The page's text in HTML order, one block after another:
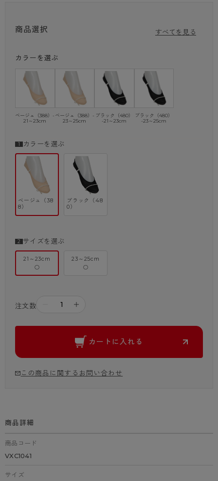
く、快適なはき心地をキープします。
サイズは21～23cmと23～25cmの2種類、カラーはベージュとブラック
・はきぐち浅めモビロン縫製
・消臭加工
・かかと内側すべり止め付
※商品画像はできる限り実物の色に近づけるよう調整しておりますが、
商品選択 すべてを見る
カラーを選ぶ
ベージュ（388）-
21～23cm
ベージュ（388）-
23～25cm
ブラック（480）
-21～23cm
ブラック（480）
-23～25cm
カラーを選ぶ
ベージュ（38
8）
ブラック（48
0）
サイズを選ぶ
21～23cm
○
23～25cm
○
注文数 ＋
カートに入れる
この商品に関するお問い合わせ
商品詳細
商品コード
VXC1041
サイズ